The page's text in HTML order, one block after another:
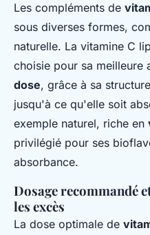
Les compléments de
sous diverses formes,
naturelle. La vitamine C
choisie pour sa meilleure
dose, grâce à sa
jusqu'à ce qu'elle soit
exemple naturel, riche en
privilégié pour ses
absorbance.
Dosage recommandé
les excès
La dose optimale de